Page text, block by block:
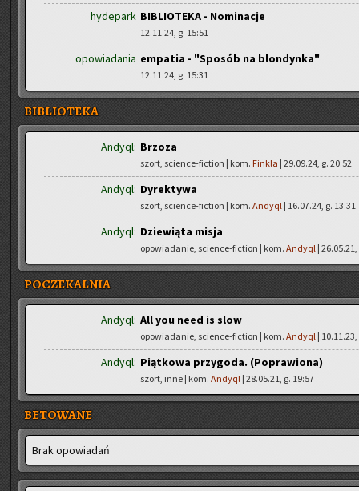
hydepark BIBLIOTEKA - Nominacje
12.11.24, g. 15:51
opowiadania empatia - "Sposób na blondynka"
12.11.24, g. 15:31
BIBLIOTEKA
Andyql: Brzoza
szort, science-fiction | kom. Finkla | 29.09.24, g. 20:52
Andyql: Dyrektywa
szort, science-fiction | kom. Andyql | 16.07.24, g. 13:31
Andyql: Dziewiąta misja
opowiadanie, science-fiction | kom. Andyql |
POCZEKALNIA
Andyql: All you need is slow
opowiadanie, science-fiction | kom. Andyql |
Andyql: Piątkowa przygoda. (Poprawiona)
szort, inne | kom. Andyql | 28.05.21, g. 19:57
BETOWANE
Brak opo­wia­dań